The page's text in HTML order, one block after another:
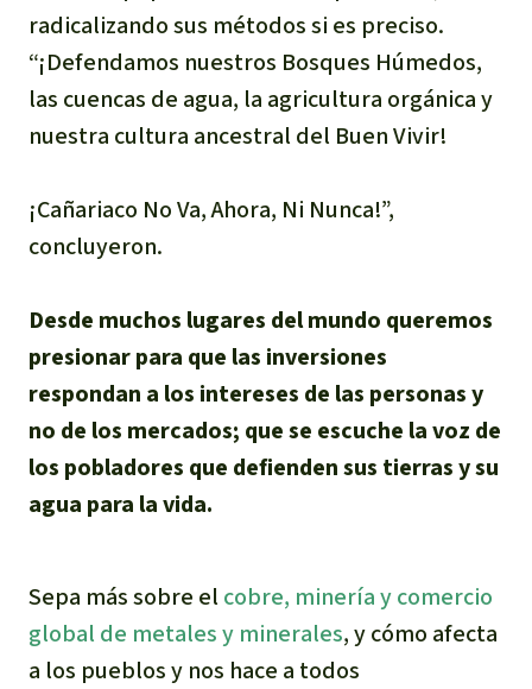
radicalizando sus métodos si es preciso.
“¡Defendamos nuestros Bosques Húmedos,
las cuencas de agua, la agricultura orgánica y
nuestra cultura ancestral del Buen Vivir!
¡Cañariaco No Va, Ahora, Ni Nunca!”,
concluyeron.
Desde muchos lugares del mundo queremos
presionar para que las inversiones
respondan a los intereses de las personas y
no de los mercados; que se escuche la voz de
los pobladores que defienden sus tierras y su
agua para la vida.
Sepa más sobre el cobre, minería y comercio
global de metales y minerales, y cómo afecta
a los pueblos y nos hace a todos